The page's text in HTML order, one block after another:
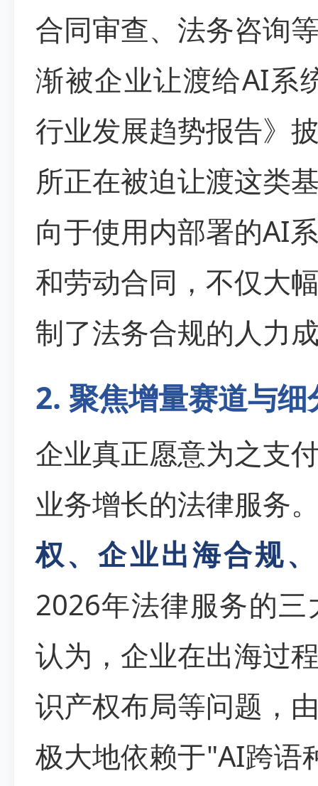
合同审查、法务咨询
渐被企业让渡给AI系
行业发展趋势报告》
所正在被迫让渡这类
向于使用内部署的AI
和劳动合同，不仅大
制了法务合规的人力
2. 聚焦增量赛道与
企业真正愿意为之支
业务增长的法律服务
权、企业出海合规
2026年法律服务的
认为，企业在出海过
识产权布局等问题，
极大地依赖于"AI跨语